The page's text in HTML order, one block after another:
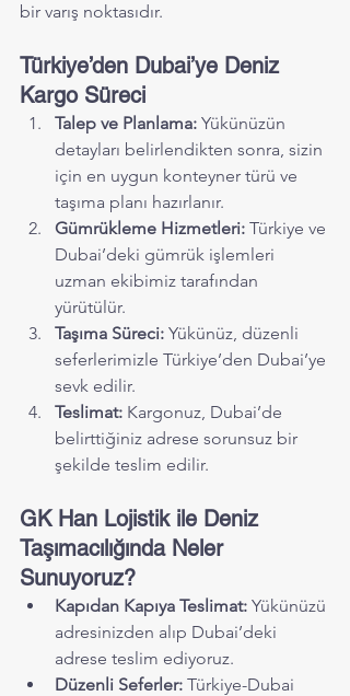
bir varış noktasıdır.
Türkiye’den Dubai’ye Deniz
Kargo Süreci
Talep ve Planlama: Yükünüzün
detayları belirlendikten sonra, sizin
için en uygun konteyner türü ve
taşıma planı hazırlanır.
Gümrükleme Hizmetleri: Türkiye ve
Dubai’deki gümrük işlemleri
uzman ekibimiz tarafından
yürütülür.
Taşıma Süreci: Yükünüz, düzenli
seferlerimizle Türkiye’den Dubai’ye
sevk edilir.
Teslimat: Kargonuz, Dubai’de
belirttiğiniz adrese sorunsuz bir
şekilde teslim edilir.
GK Han Lojistik ile Deniz
Taşımacılığında Neler
Sunuyoruz?
Kapıdan Kapıya Teslimat: Yükünüzü
adresinizden alıp Dubai’deki
adrese teslim ediyoruz.
Düzenli Seferler: Türkiye-Dubai